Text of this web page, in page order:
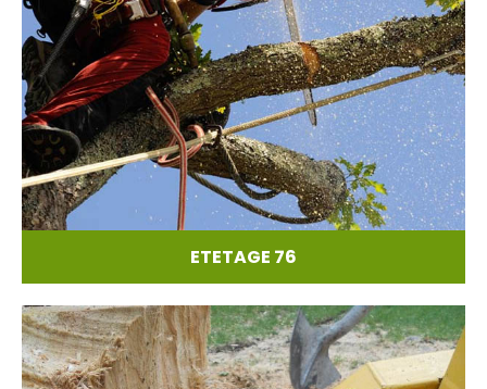
ETETAGE 76